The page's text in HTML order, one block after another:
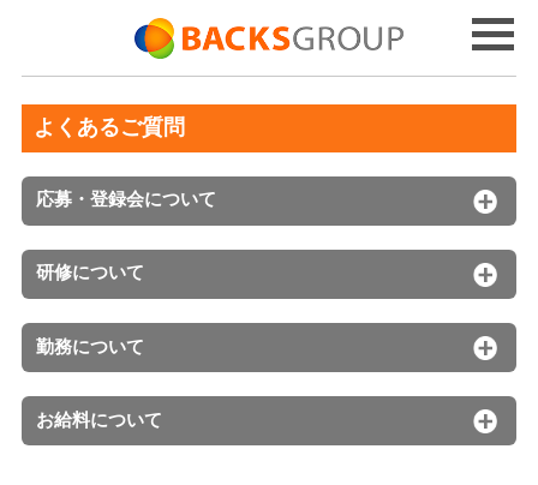
よくあるご質問
応募・登録会について
研修について
勤務について
お給料について